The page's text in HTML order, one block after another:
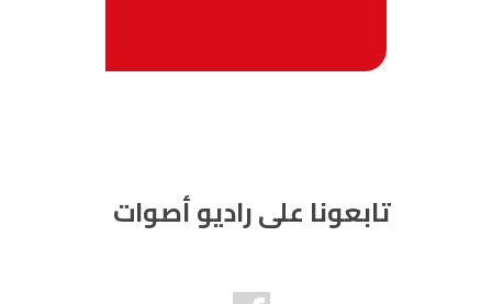
تابعونا على راديو أصوات